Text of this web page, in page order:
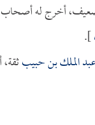
أخرج له أصحاب
].
الملك بن حبيب